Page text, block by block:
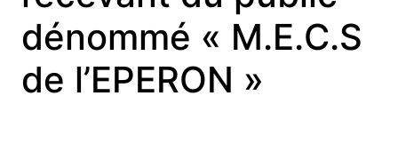
dénommé « M.E.C.S
de l’EPERON »